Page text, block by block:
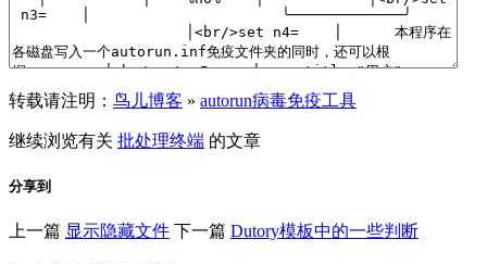
转载请注明： 鸟儿博客 » autorun病毒免疫工具
继续浏览有关 批处理终端 的文章
分享到
上一篇 显示隐藏文件 下一篇 Dutory模板中的一些判断